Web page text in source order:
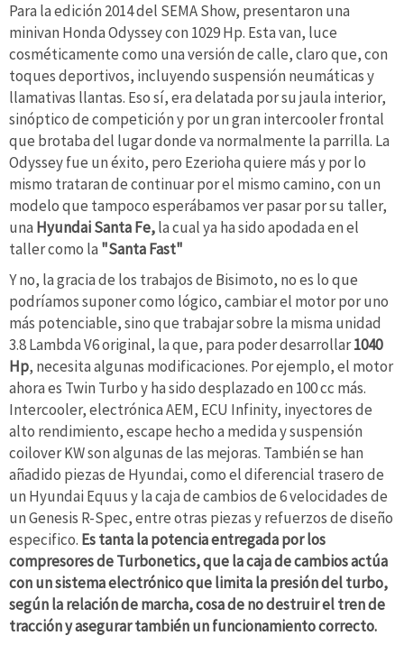
Para la edición 2014 del SEMA Show, presentaron una
minivan Honda Odyssey con 1029 Hp. Esta van, luce
cosméticamente como una versión de calle, claro que, con
toques deportivos, incluyendo suspensión neumáticas y
llamativas llantas. Eso sí, era delatada por su jaula interior,
sinóptico de competición y por un gran intercooler frontal
que brotaba del lugar donde va normalmente la parrilla. La
Odyssey fue un éxito, pero Ezerioha quiere más y por lo
mismo trataran de continuar por el mismo camino, con un
modelo que tampoco esperábamos ver pasar por su taller,
una Hyundai Santa Fe,la cual ya ha sido apodada en el
taller como la "Santa Fast"
Y no, la gracia de los trabajos de Bisimoto, no es lo que
podríamos suponer como lógico, cambiar el motor por uno
más potenciable, sino que trabajar sobre la misma unidad
3.8 Lambda V6 original, la que, para poder desarrollar1040
Hp, necesita algunas modificaciones. Por ejemplo, el motor
ahora es Twin Turbo y ha sido desplazado en 100 cc más.
Intercooler, electrónica AEM, ECU Infinity, inyectores de
alto rendimiento, escape hecho a medida y suspensión
coilover KW son algunas de las mejoras. También se han
añadido piezas de Hyundai, como el diferencial trasero de
un Hyundai Equus y la caja de cambios de 6 velocidades de
un Genesis R-Spec, entre otras piezas y refuerzos de diseño
especifico. Es tanta la potencia entregada por los
compresores de Turbonetics, que la caja de cambios actúa
con un sistema electrónico que limita la presión del turbo,
según la relación de marcha, cosa de no destruir el tren de
tracción y asegurar también un funcionamiento correcto.